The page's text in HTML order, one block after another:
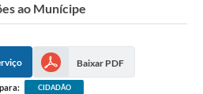
ao Munícipe
Baixar PDF
CIDADÃO